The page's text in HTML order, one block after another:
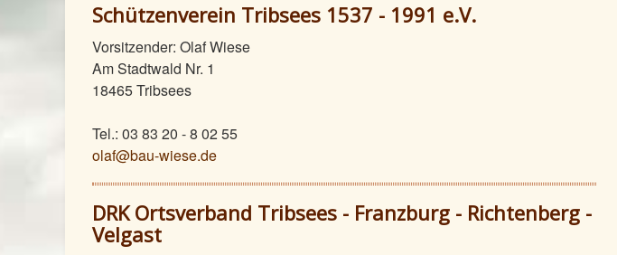
Schützenverein Tribsees 1537 - 1991 e.V.
Vorsitzender: Olaf Wiese
Am Stadtwald Nr. 1
18465 Tribsees
Tel.: 03 83 20 - 8 02 55
olaf@bau-wiese.de
DRK Ortsverband Tribsees - Franzburg - Richtenberg -
Velgast